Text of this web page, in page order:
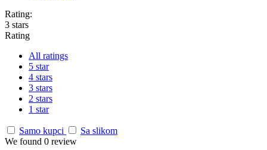
Rating:
3 stars
Rating
All ratings
5 star
4 stars
3 stars
2 stars
1 star
Samo kupci
Sa slikom
We found 0 review